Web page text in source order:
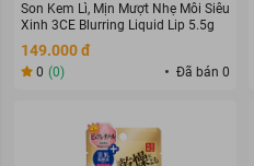
Son Kem Lì, Mịn Mượt Nhẹ Môi Siêu
Xinh 3CE Blurring Liquid Lip 5.5g
149.000 đ
0 (0) Đã bán 0